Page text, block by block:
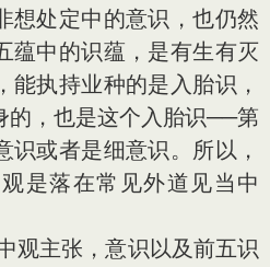
想处定中的意识，也仍然
蕴中的识蕴，是有生有灭
能执持业种的是入胎识，
的，也是这个入胎识──第
识或者是细意识。所以，
是落在常见外道见当中
主张，意识以及前五识